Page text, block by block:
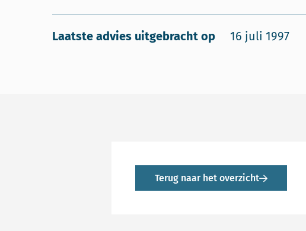
Laatste advies uitgebracht op 16 juli 1997
Terug naar het overzicht